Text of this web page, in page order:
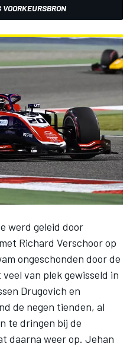
werd geleid door
Richard Verschoorop
ongeschonden door de
van plek gewisseld in
Drugovich en
de negen tienden, al
te dringen bij de
daarna weer op. Jehan